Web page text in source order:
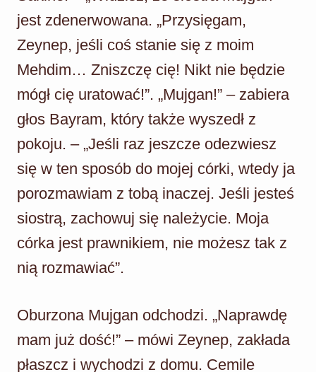
jest zdenerwowana. „Przysięgam,
Zeynep, jeśli coś stanie się z moim
Mehdim… Zniszczę cię! Nikt nie będzie
mógł cię uratować!”. „Mujgan!” – zabiera
głos Bayram, który także wyszedł z
pokoju. – „Jeśli raz jeszcze odezwiesz
się w ten sposób do mojej córki, wtedy ja
porozmawiam z tobą inaczej. Jeśli jesteś
siostrą, zachowuj się należycie. Moja
córka jest prawnikiem, nie możesz tak z
nią rozmawiać”.
Oburzona Mujgan odchodzi. „Naprawdę
mam już dość!” – mówi Zeynep, zakłada
płaszcz i wychodzi z domu. Cemile